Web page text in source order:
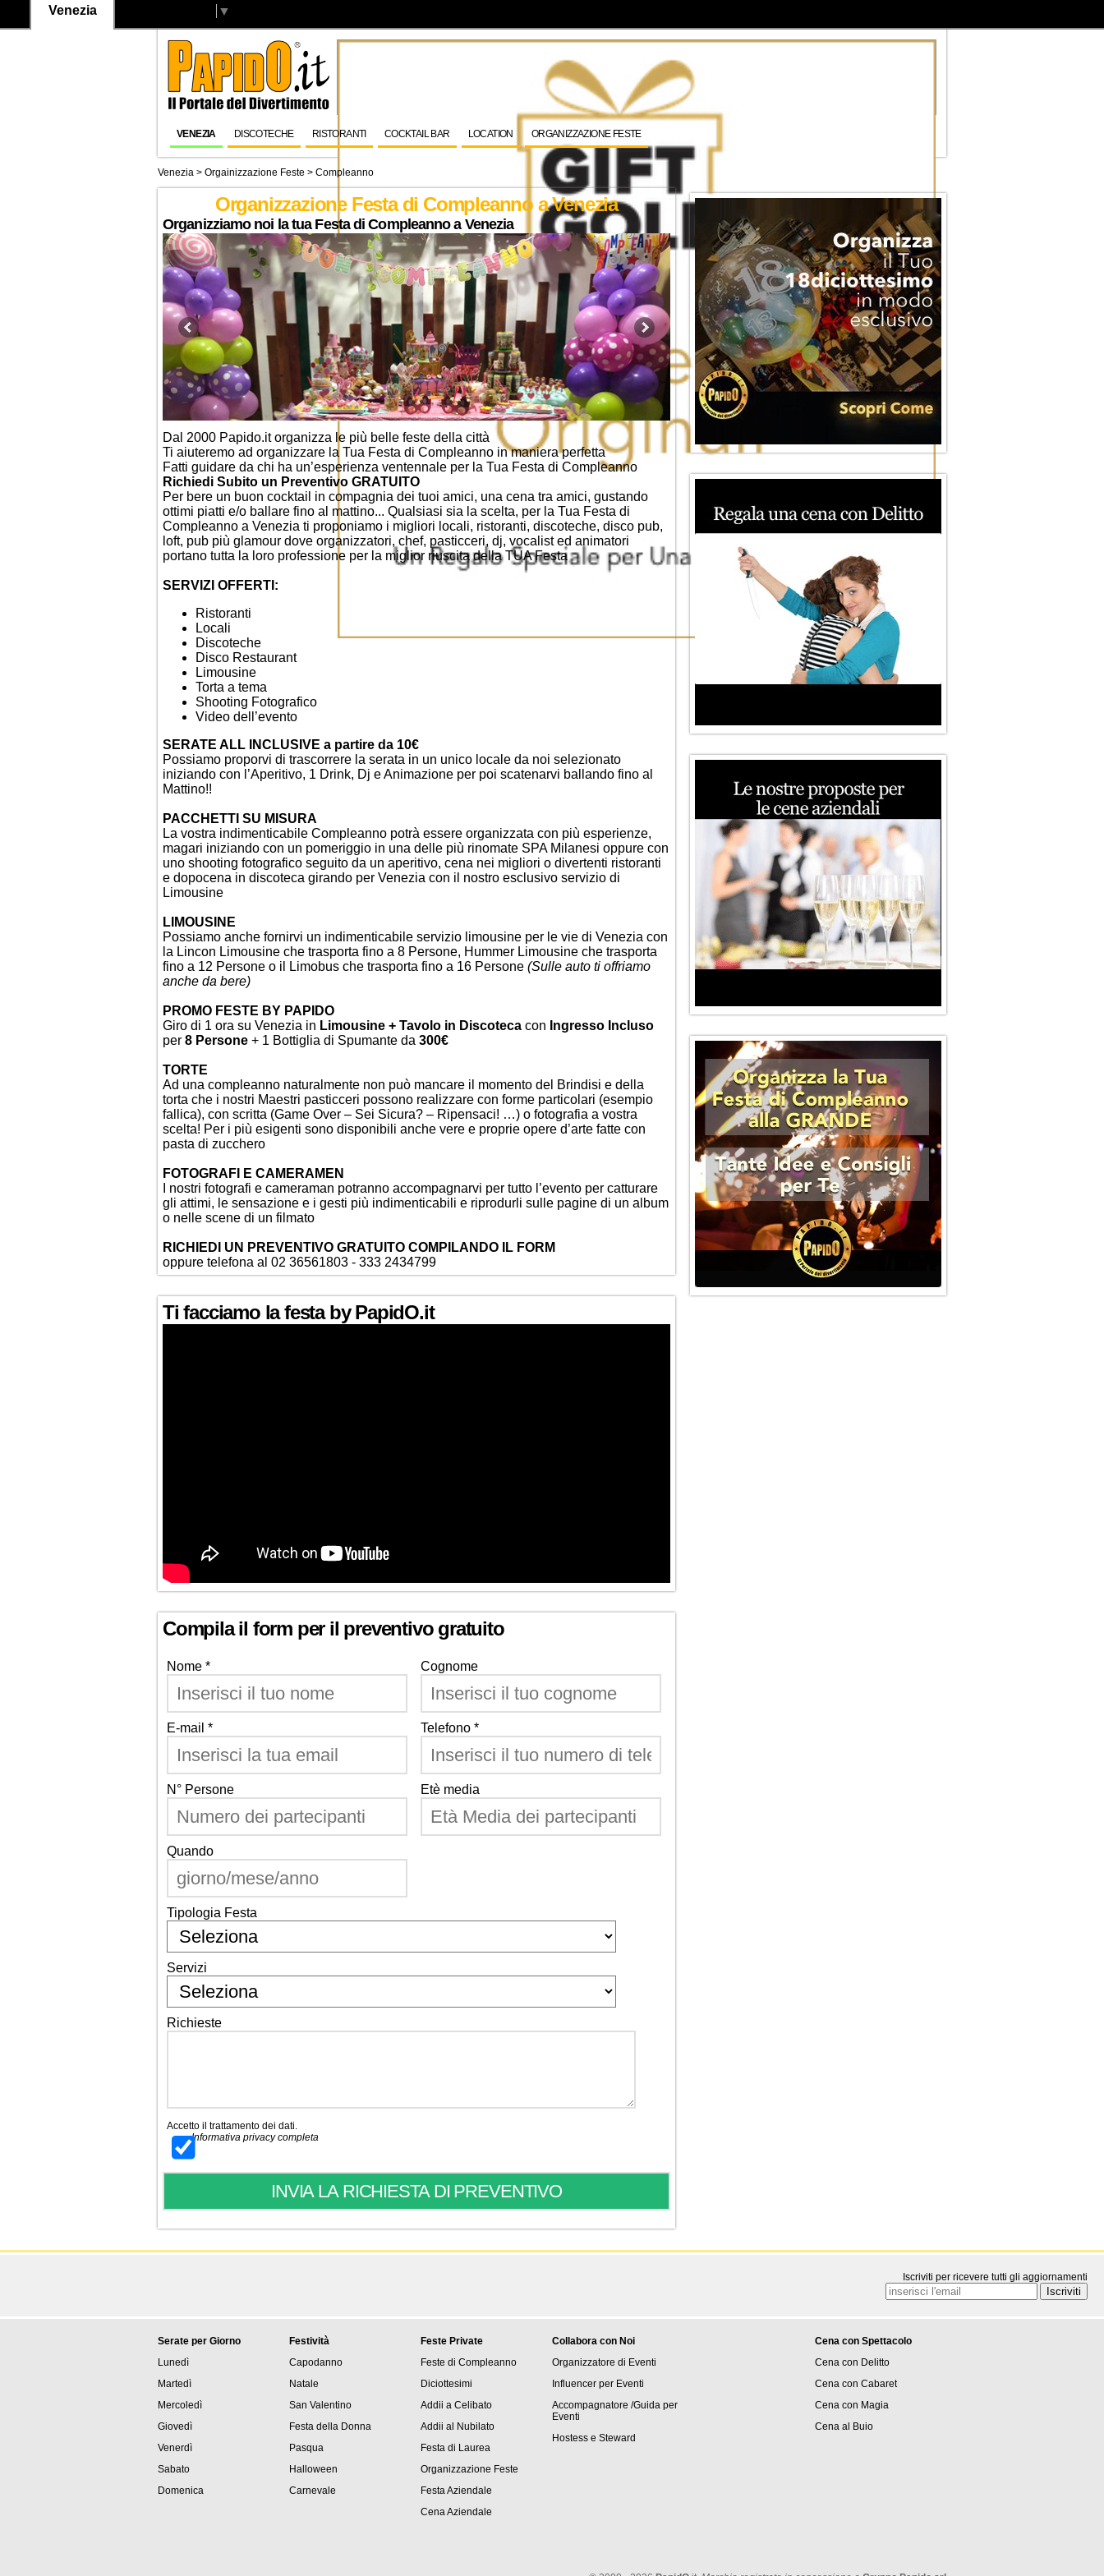
Venezia ▼
VENEZIA DISCOTECHE RISTORANTI COCKTAIL BAR LOCATION ORGANIZZAZIONE FESTE
Venezia > Orgainizzazione Feste > Compleanno
Organizzazione Festa di Compleanno a Venezia
Organizziamo noi la tua Festa di Compleanno a Venezia
Dal 2000 Papido.it organizza le più belle feste della città
Ti aiuteremo ad organizzare la Tua Festa di Compleanno in maniera perfetta
Fatti guidare da chi ha un’esperienza ventennale per la Tua Festa di Compleanno
Richiedi Subito un Preventivo GRATUITO
Per bere un buon cocktail in compagnia dei tuoi amici, una cena tra amici, gustando
ottimi piatti e/o ballare fino al mattino... Qualsiasi sia la scelta, per la Tua Festa di
Compleanno a Venezia ti proponiamo i migliori locali, ristoranti, discoteche, disco pub,
loft, pub più glamour dove organizzatori, chef, pasticceri, dj, vocalist ed animatori
portano tutta la loro professione per la miglior riuscita della TUA Festa
SERVIZI OFFERTI:
Ristoranti
Locali
Discoteche
Disco Restaurant
Limousine
Torta a tema
Shooting Fotografico
Video dell’evento
SERATE ALL INCLUSIVE a partire da 10€
Possiamo proporvi di trascorrere la serata in un unico locale da noi selezionato
iniziando con l’Aperitivo, 1 Drink, Dj e Animazione per poi scatenarvi ballando fino al
Mattino!!
PACCHETTI SU MISURA
La vostra indimenticabile Compleanno potrà essere organizzata con più esperienze,
magari iniziando con un pomeriggio in una delle più rinomate SPA Milanesi oppure con
uno shooting fotografico seguito da un aperitivo, cena nei migliori o divertenti ristoranti
e dopocena in discoteca girando per Venezia con il nostro esclusivo servizio di
Limousine
LIMOUSINE
Possiamo anche fornirvi un indimenticabile servizio limousine per le vie di Venezia con
la Lincon Limousine che trasporta fino a 8 Persone, Hummer Limousine che trasporta
fino a 12 Persone o il
Limobus che trasporta fino a 16 Persone (Sulle auto ti offriamo
anche da bere)
PROMO FESTE BY PAPIDO
Giro di 1 ora su Venezia in Limousine + Tavolo in Discoteca con Ingresso Incluso
per 8 Persone + 1 Bottiglia di Spumante da 300€
TORTE
Ad una compleanno naturalmente non può mancare il momento del Brindisi e della
torta che i nostri Maestri pasticceri possono realizzare con forme particolari (esempio
fallica), con scritta (Game Over – Sei Sicura? – Ripensaci! …) o fotografia a vostra
scelta! Per i più esigenti sono disponibili anche vere e proprie opere d’arte fatte con
pasta di zucchero
FOTOGRAFI E CAMERAMEN
I nostri fotografi e cameraman potranno accompagnarvi per tutto l’evento per catturare
gli attimi, le sensazione e i gesti più indimenticabili e riprodurli sulle pagine di un album
o nelle scene di un filmato
RICHIEDI UN PREVENTIVO GRATUITO COMPILANDO IL FORM
oppure telefona al 02 36561803 - 333 2434799
Ti facciamo la festa by PapidO.it
Compila il form per il preventivo gratuito
Nome * Cognome
E-mail * Telefono *
N° Persone Etè media
Quando
Tipologia Festa
Servizi
Richieste
Accetto il trattamento dei dati.
Informativa privacy completa
Iscriviti per ricevere tutti gli aggiornamenti
Serate per Giorno
Lunedì
Martedì
Mercoledì
Giovedì
Venerdì
Sabato
Domenica
Festività
Capodanno
Natale
San Valentino
Festa della Donna
Pasqua
Halloween
Carnevale
Feste Private
Feste di Compleanno
Diciottesimi
Addii a Celibato
Addii al Nubilato
Festa di Laurea
Organizzazione Feste
Festa Aziendale
Cena Aziendale
Collabora con Noi
Organizzatore di Eventi
Influencer per Eventi
Accompagnatore /Guida per
Eventi
Hostess e Steward
Cena con Spettacolo
Cena con Delitto
Cena con Cabaret
Cena con Magia
Cena al Buio